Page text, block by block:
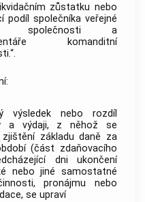
zůstatku nebo
podíl společníka veřejné
společnosti a
komanditní
výsledek nebo rozdíl
a výdaji, z něhož se
základu daně za
(část zdaňovacího
dni ukončení
nebo jiné samostatné
pronájmu nebo
se upraví